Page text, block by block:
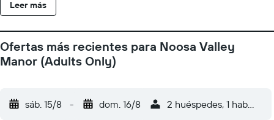
patio con mobiliario. Estos alojamientos con mobiliario y
e incluyen diván cama. Las camas tienen colchones con una
capa de acolchado adicional y están vestidas con sábanas de
algodón egipcio y ropa de cama de alta calidad. Se ofrece una
breakfast de 4,5 estrellas, los alojamientos incluyen cocina
Leer más
Ofertas más recientes para Noosa Valley
Manor (Adults Only)
sáb. 15/8 - dom. 16/8 2 huéspedes, 1